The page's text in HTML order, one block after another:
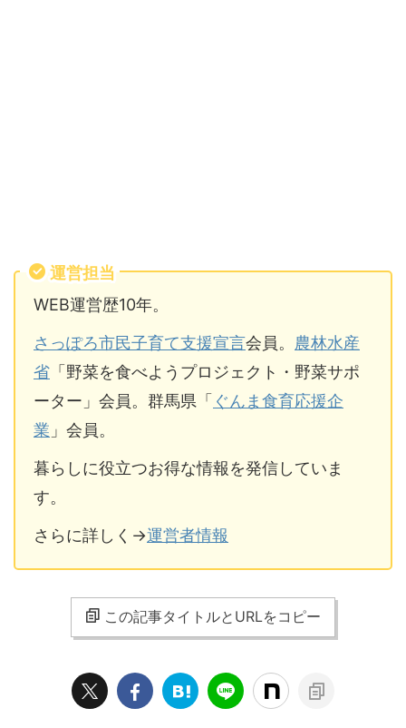
運営担当
WEB運営歴10年。
さっぽろ市民子育て支援宣言会員。 農林水産
省 「野菜を食べようプロジェクト・野菜サポ
ーター」会員。群馬県「 ぐんま食育応援企
業 」会員。
暮らしに役立つお得な情報を発信していま
す。
さらに詳しく→運営者情報
この記事タイトルとURLをコピー